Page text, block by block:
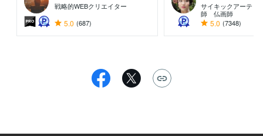
戦略的WEBクリエイター
5.0 (687)
サイキックアーテ
師 仏画師
5.0 (7348)